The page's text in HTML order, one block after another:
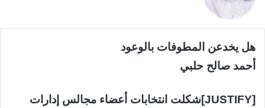
هل يخدعن المطوفات بالوعود
أحمد صالح حلبي
[JUSTIFY]شكلت انتخابات أعضاء مجالس إدارات